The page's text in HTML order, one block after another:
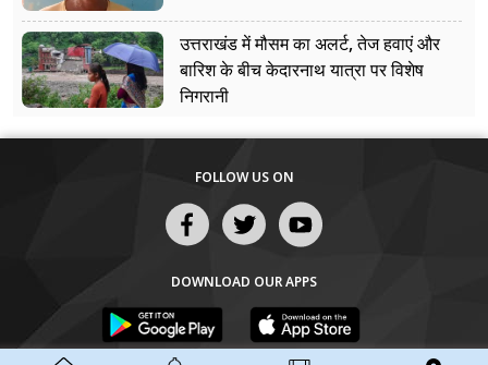
उत्तराखंड में मौसम का अलर्ट, तेज हवाएं और
बारिश के बीच केदारनाथ यात्रा पर विशेष
निगरानी
FOLLOW US ON
DOWNLOAD OUR APPS